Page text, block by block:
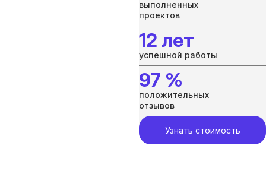
выполненных
проектов
12 лет
успешной работы
97 %
положительных
отзывов
Узнать стоимость